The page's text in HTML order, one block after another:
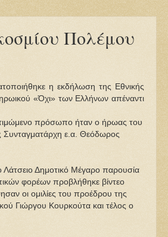
Πολέμου
η εκδήλωση της Εθνικής
«Όχι» των Ελλήνων απέναντι
πρόσωπο ήταν ο ήρωας του
Συνταγματάρχη ε.α. Θεόδωρος
Λάτσειο Δημοτικό Μέγαρο παρουσία
φορέων προβλήθηκε βίντεο
οι ομιλίες του προέδρου της
Γιώργου Κουρκούτα και τέλος ο